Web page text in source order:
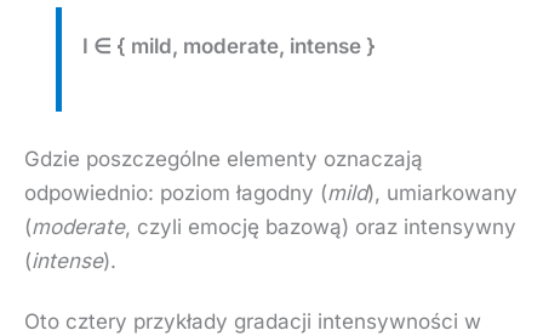
I ∈ { mild, moderate, intense }
Gdzie poszczególne elementy oznaczają
odpowiednio: poziom łagodny (mild), umiarkowany
(moderate, czyli emocję bazową) oraz intensywny
(intense).
Oto cztery przykłady gradacji intensywności w